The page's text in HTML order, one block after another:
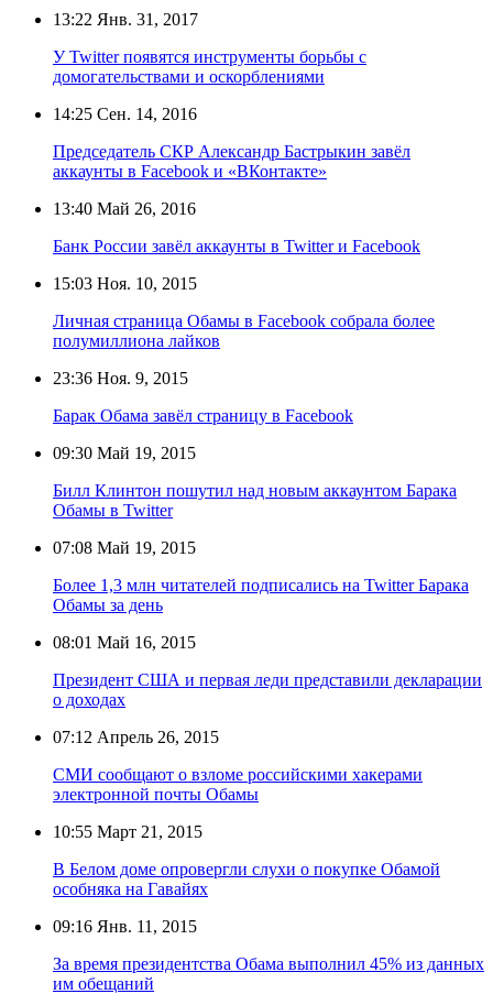
13:22 Янв. 31, 2017
У Twitter появятся инструменты борьбы с
домогательствами и оскорблениями
14:25 Сен. 14, 2016
Председатель СКР Александр Бастрыкин завёл
аккаунты в Facebook и «ВКонтакте»
13:40 Май 26, 2016
Банк России завёл аккаунты в Twitter и Facebook
15:03 Ноя. 10, 2015
Личная страница Обамы в Facebook собрала более
полумиллиона лайков
23:36 Ноя. 9, 2015
Барак Обама завёл страницу в Facebook
09:30 Май 19, 2015
Билл Клинтон пошутил над новым аккаунтом Барака
Обамы в Twitter
07:08 Май 19, 2015
Более 1,3 млн читателей подписались на Twitter Барака
Обамы за день
08:01 Май 16, 2015
Президент США и первая леди представили декларации
о доходах
07:12 Апрель 26, 2015
СМИ сообщают о взломе российскими хакерами
электронной почты Обамы
10:55 Март 21, 2015
В Белом доме опровергли слухи о покупке Обамой
особняка на Гавайях
09:16 Янв. 11, 2015
За время президентства Обама выполнил 45% из данных
им обещаний